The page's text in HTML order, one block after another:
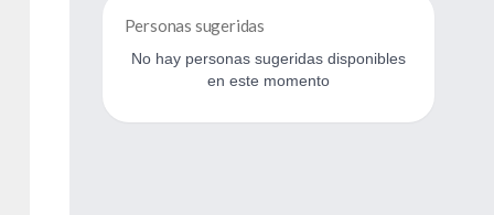
Personas sugeridas
No hay personas sugeridas disponibles
en este momento